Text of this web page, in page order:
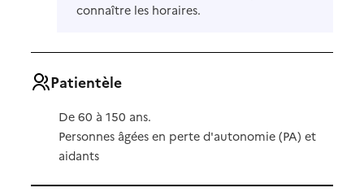
connaître les horaires.
Patientèle
De 60 à 150 ans.
Personnes âgées en perte d'autonomie (PA) et
aidants